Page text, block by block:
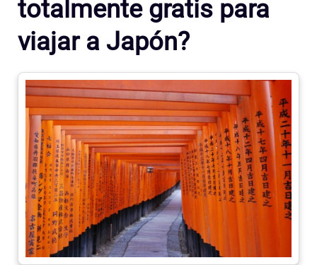
totalmente gratis para
viajar a Japón?